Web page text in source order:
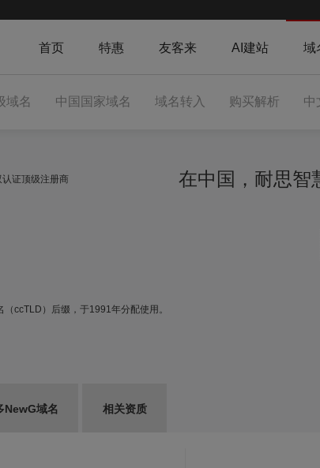
首页 特惠 友客来 AI建站 域
域名 中国国家域名 域名转入 购买解析 中
证顶级注册商 在中国，耐思
ccTLD）后缀，于1991年分配使用。
NewG域名 相关资质